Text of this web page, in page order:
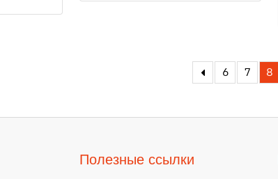
6 7 8
Полезные ссылки